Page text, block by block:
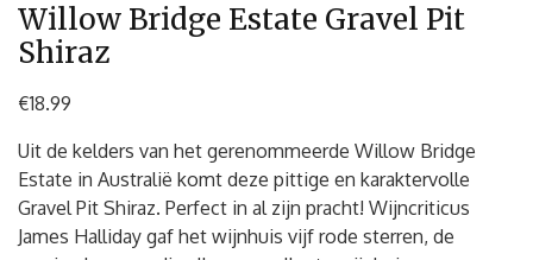
Willow Bridge Estate Gravel Pit
Shiraz
€18.99
Uit de kelders van het gerenommeerde Willow Bridge
Estate in Australië komt deze pittige en karaktervolle
Gravel Pit Shiraz. Perfect in al zijn pracht! Wijncriticus
James Halliday gaf het wijnhuis vijf rode sterren, de